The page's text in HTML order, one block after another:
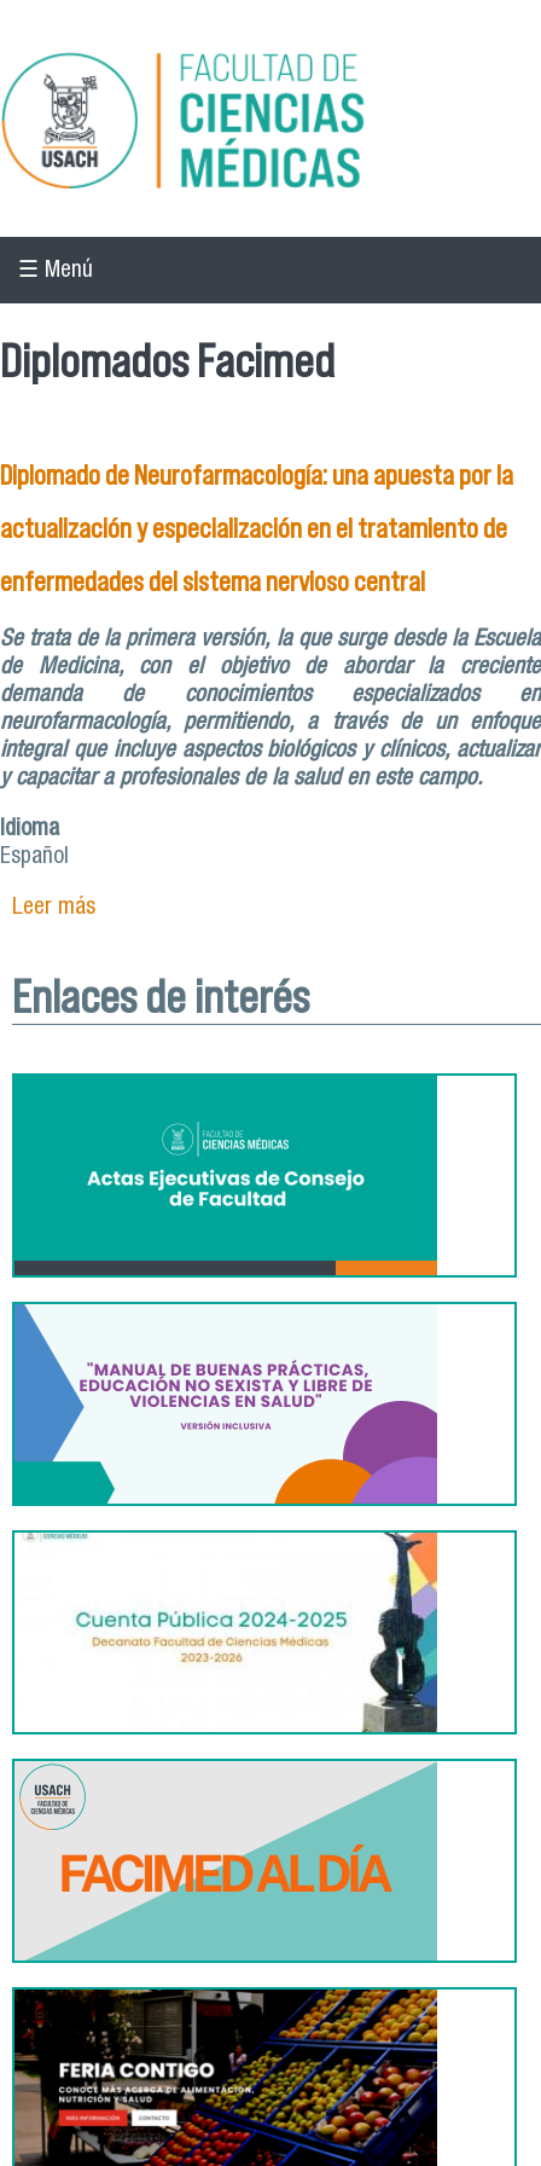
Pasar al contenido principal
☰ Menú
Diplomados Facimed
Diplomado de Neurofarmacología: una apuesta por la
actualización y especialización en el tratamiento de
enfermedades del sistema nervioso central
Se trata de la primera versión, la que surge desde la Escuela
de Medicina, con el objetivo de abordar la creciente
demanda de conocimientos especializados en
neurofarmacología, permitiendo, a través de un enfoque
integral que incluye aspectos biológicos y clínicos, actualizar
y capacitar a profesionales de la salud en este campo.
Idioma
Español
Leer mássobre Diplomado de Neurofarmacología: una
nervioso central
Enlaces de interés